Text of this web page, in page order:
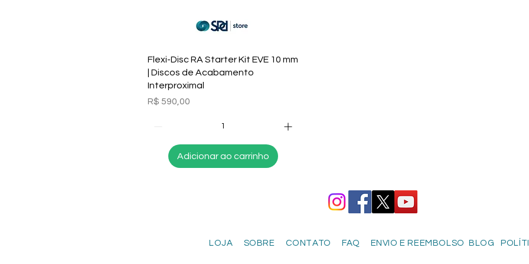
Visualização rápida
Flexi-Disc RA Starter Kit EVE 10 mm
| Discos de Acabamento
Interproximal
Preço
R$ 590,00
Adicionar ao carrinho
LOJA SOBRE CONTATO FAQ ENVIO E REEMBOLSO BLOG